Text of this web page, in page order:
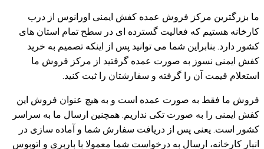
ما بزرگترین مرکز فروش عمده کفش ایمنی اورانوس از درب
کارخانه هستیم که فعالیت گسترده ای در سطح تمام استان های
کشور دارد. بنابراین شما می توانید پس از اینکه تصمیم به خرید
کفش ایمنی نسوز به صورت عمده گرفتید از مرکز فروش ما
استعلام قیمت آن را گرفته و سفارشتان را ثبت کنید.
فروش ما فقط به صورت عمده است و به هیچ عنوان فروش این
کفش ایمنی را به صورت تکی نداریم. همچنین ارسال ما به سراسر
کشور است. یعنی پس از دریافت سفارش شما و آماده سازی در
انبار کارخانه، ارسال به درخواست شما معمولا با باربری و اتوبوس